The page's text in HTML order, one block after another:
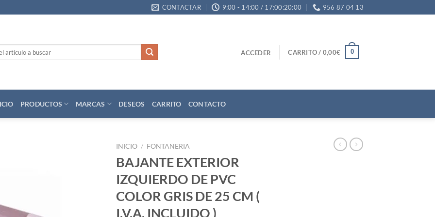
CONTACTAR 9:00 - 14:00 / 17:00:20:00 956 87 04 13
ACCEDER CARRITO / 0,00€ 0
PRODUCTOS MARCAS DESEOS CARRITO CONTACTO
INICIO / FONTANERIA
BAJANTE EXTERIOR
IZQUIERDO DE PVC
COLOR GRIS DE 25 CM (
I.V.A. INCLUIDO )